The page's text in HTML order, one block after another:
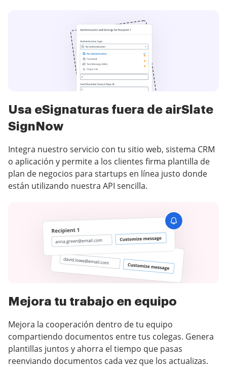
Usa eSignaturas fuera de airSlate
SignNow
Integra nuestro servicio con tu sitio web, sistema CRM
o aplicación y permite a los clientes firma plantilla de
plan de negocios para startups en línea justo donde
están utilizando nuestra API sencilla.
Mejora tu trabajo en equipo
Mejora la cooperación dentro de tu equipo
compartiendo documentos entre tus colegas. Genera
plantillas juntos y ahorra el tiempo que pasas
reenviando documentos cada vez que los actualizas.